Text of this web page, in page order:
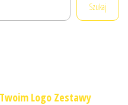
Szukaj
Logo Zestawy